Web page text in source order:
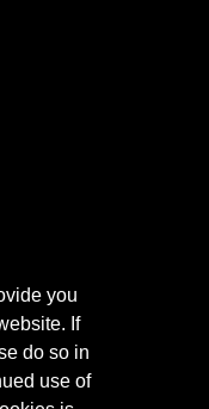
you
If
do so in
use of